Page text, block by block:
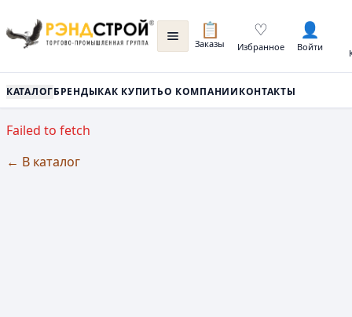
📋
Заказы
♡
Избранное
👤
Войти
КАТАЛОГБРЕНДЫКАК КУПИТЬО КОМПАНИИКОНТАКТЫ
Failed to fetch
← В каталог